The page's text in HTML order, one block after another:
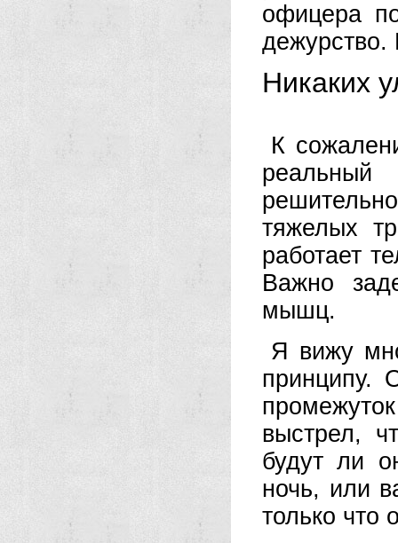
офицера
дежурство.
Никаких
К
тяжелых
работает
Важно
мышц.
Я вижу
принципу.
выстрел,
будут ли
ночь, или
только что